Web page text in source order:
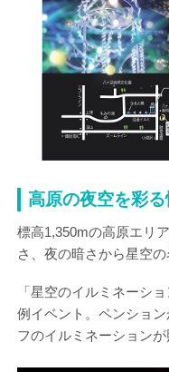
高原の夜空を彩る
標高1,350mの高原エリ
さ、夜の暗さから星空
「星空のイルミネーシ
例イベント。ペンショ
フのイルミネーションが